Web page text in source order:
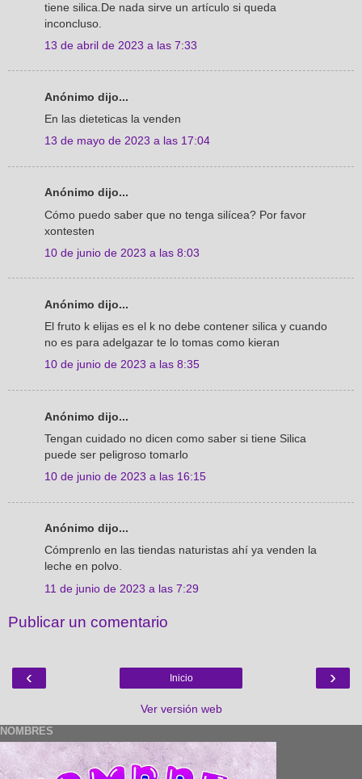
tiene silica.De nada sirve un artículo si queda
inconcluso.
13 de abril de 2023 a las 7:33
Anónimo dijo...
En las dieteticas la venden
13 de mayo de 2023 a las 17:04
Anónimo dijo...
Cómo puedo saber que no tenga silícea? Por favor
xontesten
10 de junio de 2023 a las 8:03
Anónimo dijo...
El fruto k elijas es el k no debe contener silica y cuando
no es para adelgazar te lo tomas como kieran
10 de junio de 2023 a las 8:35
Anónimo dijo...
Tengan cuidado no dicen como saber si tiene Silica
puede ser peligroso tomarlo
10 de junio de 2023 a las 16:15
Anónimo dijo...
Cómprenlo en las tiendas naturistas ahí ya venden la
leche en polvo.
11 de junio de 2023 a las 7:29
Publicar un comentario
‹ ›
Inicio
Ver versión web
NOMBRES